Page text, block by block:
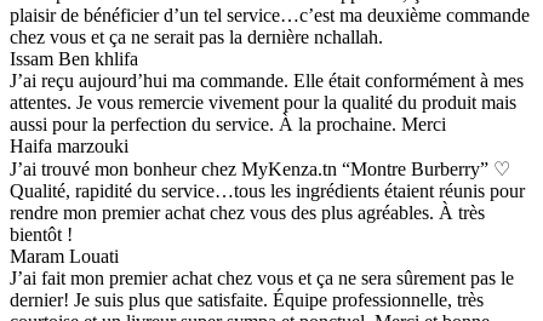
plaisir de bénéficier d’un tel service…c’est ma deuxième commande
chez vous et ça ne serait pas la dernière nchallah.
Issam Ben khlifa
J’ai reçu aujourd’hui ma commande. Elle était conformément à mes
attentes. Je vous remercie vivement pour la qualité du produit mais
aussi pour la perfection du service. À la prochaine. Merci
Haifa marzouki
J’ai trouvé mon bonheur chez MyKenza.tn “Montre Burberry” ♡
Qualité, rapidité du service…tous les ingrédients étaient réunis pour
rendre mon premier achat chez vous des plus agréables. À très
bientôt !
Maram Louati
J’ai fait mon premier achat chez vous et ça ne sera sûrement pas le
dernier! Je suis plus que satisfaite. Équipe professionnelle, très